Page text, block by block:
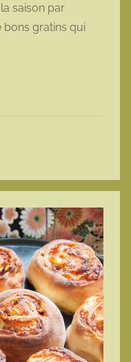
saison par
bons gratins qui